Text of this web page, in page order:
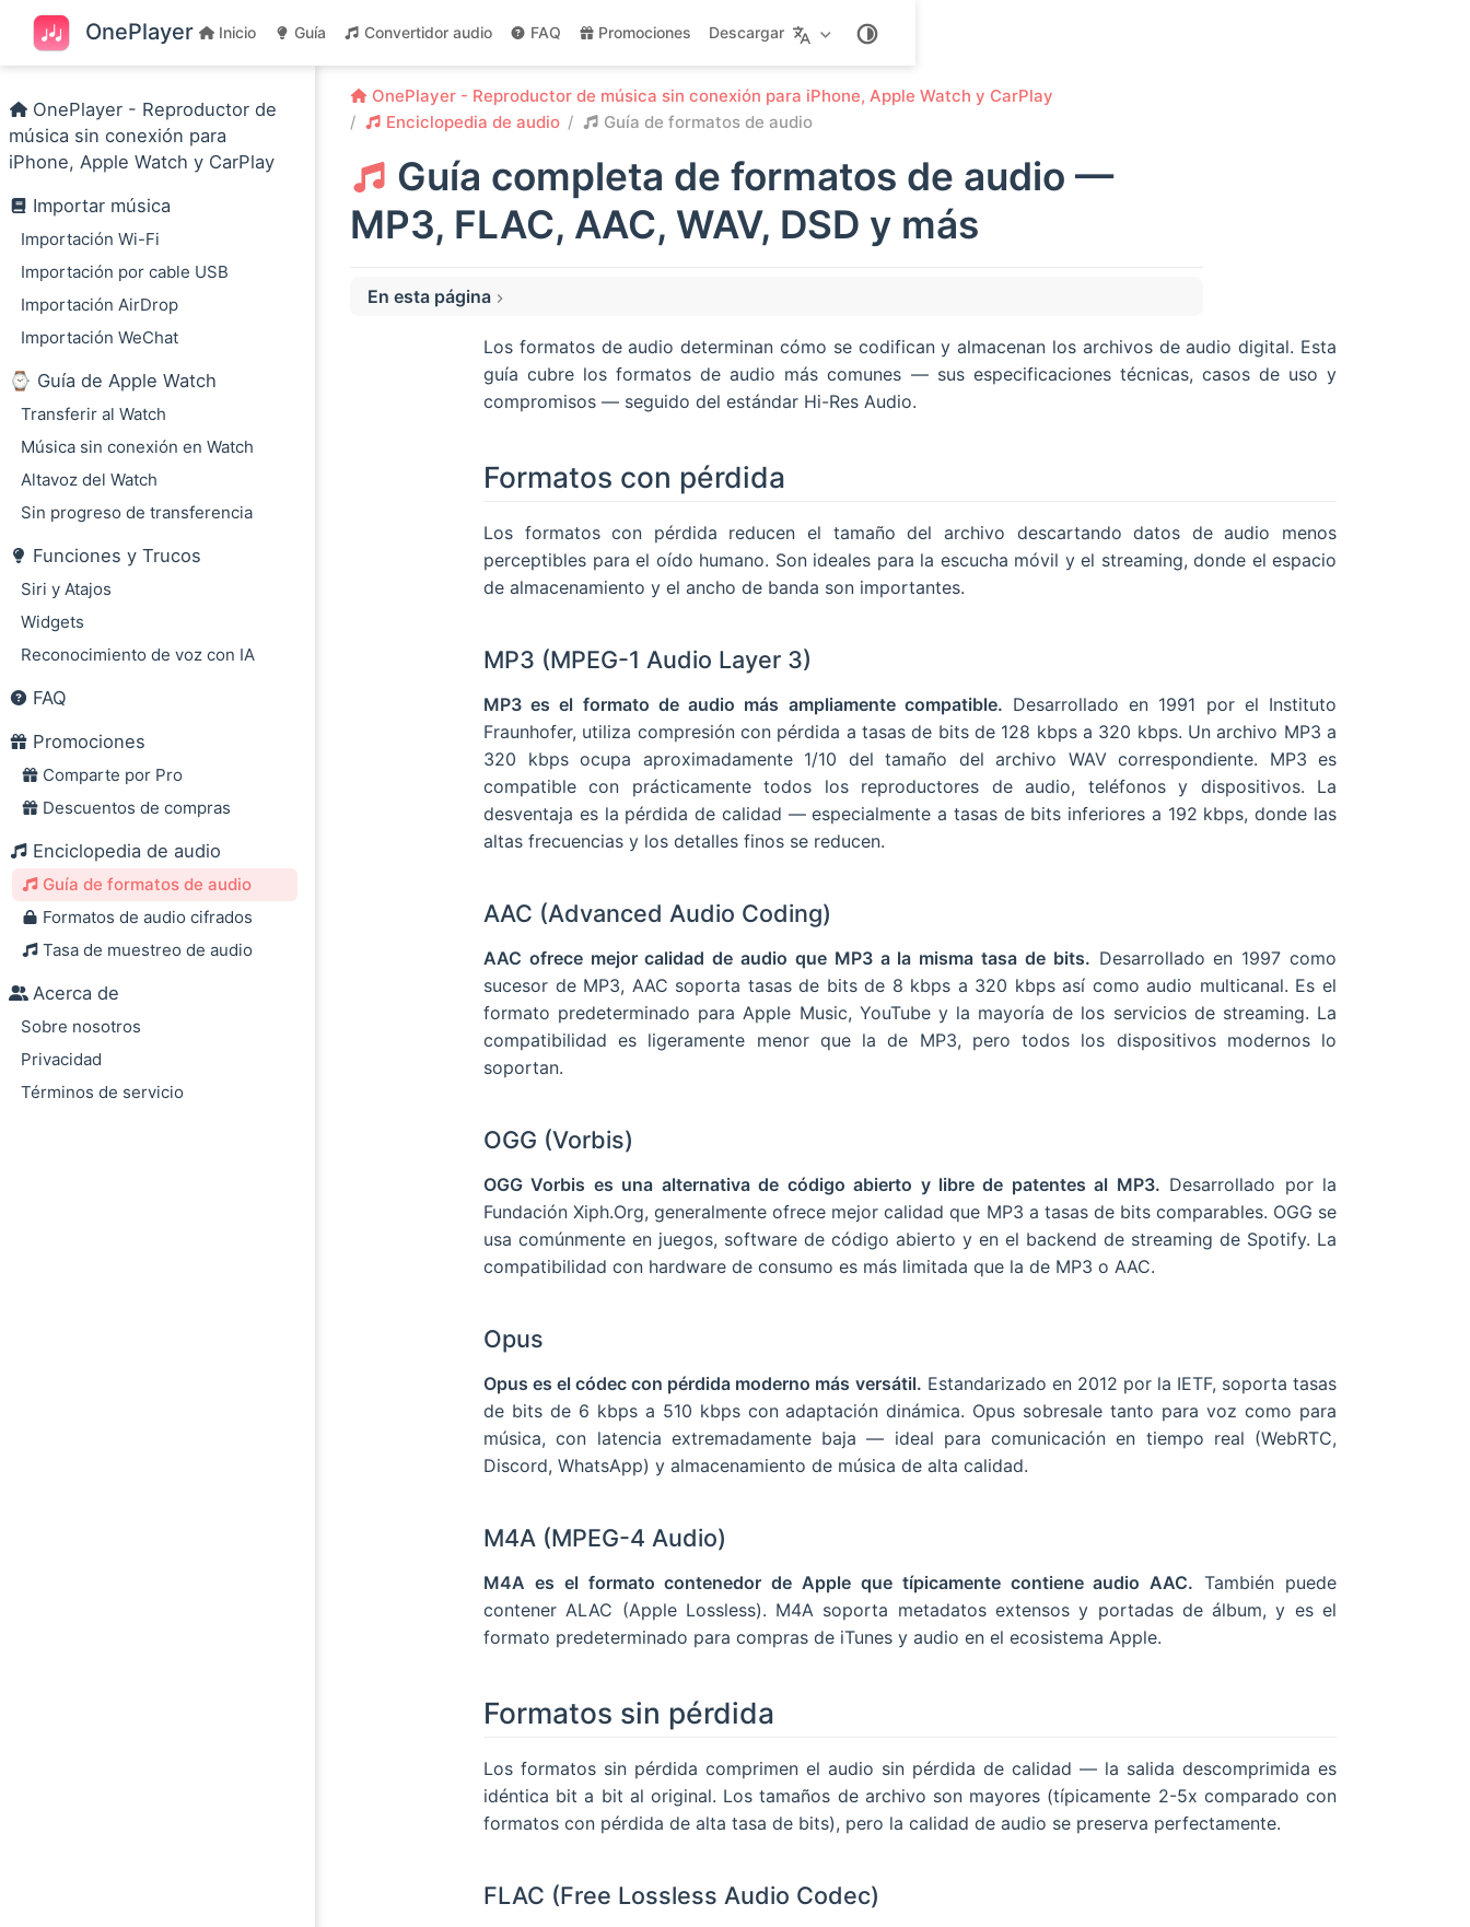
Saltar al contenido principal
OnePlayer Inicio Guía Convertidor audio FAQ Promociones Descargar
OnePlayer - Reproductor de
música sin conexión para
iPhone, Apple Watch y CarPlay
Importar música
Importación Wi-Fi
Importación por cable USB
Importación AirDrop
Importación WeChat
⌚️ Guía de Apple Watch
Transferir al Watch
Música sin conexión en Watch
Altavoz del Watch
Sin progreso de transferencia
Funciones y Trucos
Siri y Atajos
Widgets
Reconocimiento de voz con IA
FAQ
Promociones
Comparte por Pro
Descuentos de compras
Enciclopedia de audio
Guía de formatos de audio
Formatos de audio cifrados
Tasa de muestreo de audio
Acerca de
Sobre nosotros
Privacidad
Términos de servicio
OnePlayer - Reproductor de música sin conexión para iPhone, Apple Watch y CarPlay
Enciclopedia de audio
Guía de formatos de audio
Guía completa de formatos de audio —
MP3, FLAC, AAC, WAV, DSD y más
En esta página
MP3 (MPEG-1 Audio Layer 3)
AAC (Advanced Audio Coding)
M4A (MPEG-4 Audio)
FLAC (Free Lossless Audio Codec)
WAV (Waveform Audio File Format)
APE (Monkey's Audio)
¿Qué formato de audio elegir?
Los formatos de audio determinan cómo se codifican y almacenan los archivos de audio digital. Esta
guía cubre los formatos de audio más comunes — sus especificaciones técnicas, casos de uso y
compromisos — seguido del estándar Hi-Res Audio.
Formatos con pérdida
Los formatos con pérdida reducen el tamaño del archivo descartando datos de audio menos
perceptibles para el oído humano. Son ideales para la escucha móvil y el streaming, donde el espacio
de almacenamiento y el ancho de banda son importantes.
MP3 (MPEG-1 Audio Layer 3)
MP3 es el formato de audio más ampliamente compatible. Desarrollado en 1991 por el Instituto
Fraunhofer, utiliza compresión con pérdida a tasas de bits de 128 kbps a 320 kbps. Un archivo MP3 a
320 kbps ocupa aproximadamente 1/10 del tamaño del archivo WAV correspondiente. MP3 es
compatible con prácticamente todos los reproductores de audio, teléfonos y dispositivos. La
desventaja es la pérdida de calidad — especialmente a tasas de bits inferiores a 192 kbps, donde las
altas frecuencias y los detalles finos se reducen.
AAC (Advanced Audio Coding)
AAC ofrece mejor calidad de audio que MP3 a la misma tasa de bits. Desarrollado en 1997 como
sucesor de MP3, AAC soporta tasas de bits de 8 kbps a 320 kbps así como audio multicanal. Es el
formato predeterminado para Apple Music, YouTube y la mayoría de los servicios de streaming. La
compatibilidad es ligeramente menor que la de MP3, pero todos los dispositivos modernos lo
soportan.
OGG (Vorbis)
OGG Vorbis es una alternativa de código abierto y libre de patentes al MP3. Desarrollado por la
Fundación Xiph.Org, generalmente ofrece mejor calidad que MP3 a tasas de bits comparables. OGG se
usa comúnmente en juegos, software de código abierto y en el backend de streaming de Spotify. La
compatibilidad con hardware de consumo es más limitada que la de MP3 o AAC.
Opus
Opus es el códec con pérdida moderno más versátil. Estandarizado en 2012 por la IETF, soporta tasas
de bits de 6 kbps a 510 kbps con adaptación dinámica. Opus sobresale tanto para voz como para
música, con latencia extremadamente baja — ideal para comunicación en tiempo real (WebRTC,
Discord, WhatsApp) y almacenamiento de música de alta calidad.
M4A (MPEG-4 Audio)
M4A es el formato contenedor de Apple que típicamente contiene audio AAC. También puede
contener ALAC (Apple Lossless). M4A soporta metadatos extensos y portadas de álbum, y es el
formato predeterminado para compras de iTunes y audio en el ecosistema Apple.
Formatos sin pérdida
Los formatos sin pérdida comprimen el audio sin pérdida de calidad — la salida descomprimida es
idéntica bit a bit al original. Los tamaños de archivo son mayores (típicamente 2-5x comparado con
formatos con pérdida de alta tasa de bits), pero la calidad de audio se preserva perfectamente.
FLAC (Free Lossless Audio Codec)